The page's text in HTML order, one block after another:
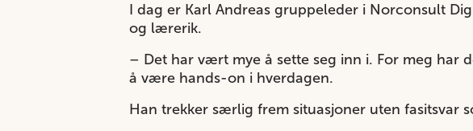
I dag er Karl Andreas gruppeleder i Norconsult
og lærerik.
– Det har vært mye å sette seg inn i. For meg
å være hands-on i hverdagen.
Han trekker særlig frem situasjoner uten fasitsvar